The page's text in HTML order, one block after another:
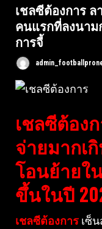
เชลซีต้องการ ล
คนแรกที่ลงนาม
การจี้
เชลซีต้อง
จ่ายมากเ
โอนย้ายใ
ขึ้นในปี
เชลซีต้องการ เซ็